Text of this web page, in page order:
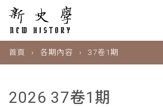
首頁 各期內容 37卷1期
2026 37卷1期